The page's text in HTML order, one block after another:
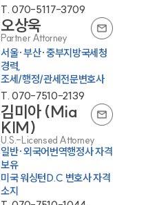
T.070-5117-3709
오상욱
Partner Attorney
서울·부산·중부지방국세청
경력,
조세/행정/관세전문변호사
T.070-7510-2139
김미아 (Mia
KIM)
U.S.-Licensed Attorney
일반·외국어번역행정사 자격
보유
미국 워싱턴D.C 변호사 자격
소지